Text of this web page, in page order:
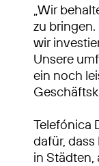
„Wir
zu
wir
Unsere
ein noch
Telefónica
dafür,
in Städten,